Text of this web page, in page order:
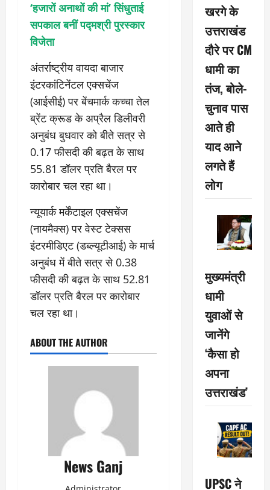
‘हजारों अनाथों की मां’ सिंधुताई
सपकाल बनीं पद्मश्री पुरस्कार
विजेता
अंतर्राष्ट्रीय वायदा बाजार
इंटरकांटिनेंटल एक्सचेंज
(आईसीई) पर बेंचमार्क कच्चा तेल
ब्रेंट क्रूड के अप्रैल डिलीवरी
अनुबंध बुधवार को बीते सत्र से
0.17 फीसदी की बढ़त के साथ
55.81 डॉलर प्रति बैरल पर
कारोबार चल रहा था।
न्यूयार्क मर्केंटाइल एक्सचेंज
(नायमैक्स) पर वेस्ट टेक्सस
इंटरमीडिएट (डब्ल्यूटीआई) के मार्च
अनुबंध में बीते सत्र से 0.38
फीसदी की बढ़त के साथ 52.81
डॉलर प्रति बैरल पर कारोबार
चल रहा था।
ABOUT THE AUTHOR
News Ganj
खरगे के
उत्तराखंड
दौरे पर CM
धामी का
तंज, बोले-
चुनाव पास
आते ही
याद आने
लगते हैं
लोग
मुख्यमंत्री
धामी
युवाओं से
जानेंगे
‘कैसा हो
अपना
उत्तराखंड’
UPSC ने